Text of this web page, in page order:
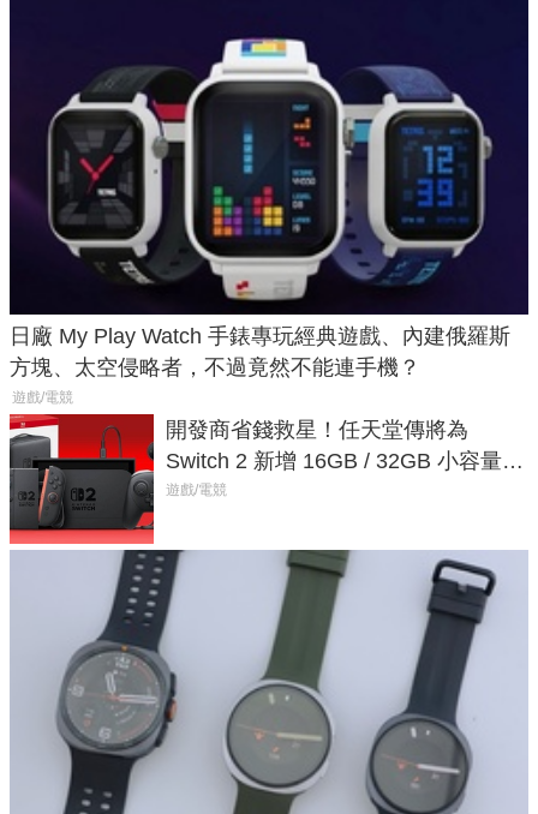
日廠 My Play Watch 手錶專玩經典遊戲、內建俄羅斯
方塊、太空侵略者，不過竟然不能連手機？
遊戲/電競
開發商省錢救星！任天堂傳將為
Switch 2 新增 16GB / 32GB 小容量遊
戲卡的選擇
遊戲/電競